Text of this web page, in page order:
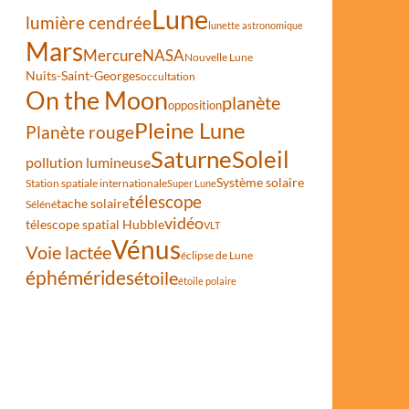
lumière cendréeLunelunette astronomique
MarsMercureNASANouvelle Lune
Nuits-Saint-Georgesoccultation
On the Moonoppositionplanète
Planète rougePleine Lune
pollution lumineuseSaturneSoleil
Station spatiale internationaleSuper LuneSystème solaire
Sélénétache solairetélescope
télescope spatial HubblevidéoVLT
Voie lactéeVénuséclipse de Lune
éphéméridesétoileétoile polaire